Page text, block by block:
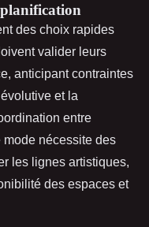
des choix rapides
valider leurs
anticipant contraintes
et la
entre
mode nécessite des
les lignes artistiques,
des espaces et